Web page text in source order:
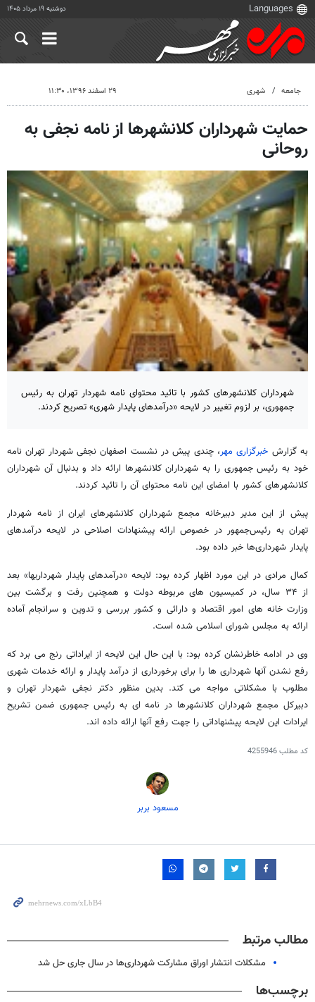
دوشنبه ۱۹ مرداد ۱۴۰۵
جامعه شهری ۲۹ اسفند ۱۳۹۶، ۱۱:۳۰
حمایت شهرداران کلانشهرها از نامه نجفی به
روحانی
شهرداران کلانشهرهای کشور با تائید محتوای نامه شهردار تهران به رئیس
جمهوری، بر لزوم تغییر در لایحه «درآمدهای پایدار شهری» تصریح کردند.
به گزارش خبرگزاری مهر، چندی پیش در نشست اصفهان نجفی شهردار تهران نامه
خود به رئیس جمهوری را به شهرداران کلانشهرها ارائه داد و بدنبال آن شهرداران
کلانشهرهای کشور با امضای این نامه محتوای آن را تائید کردند.
پیش از این مدیر دبیرخانه مجمع شهرداران کلانشهرهای ایران از نامه شهردار
تهران به رئیس‌جمهور در خصوص ارائه پیشنهادات اصلاحی در لایحه درآمدهای
پایدار شهرداری‌ها خبر داده بود.
کمال مرادی در این مورد اظهار کرده بود: لایحه «درآمدهای پایدار شهرداریها» بعد
از ۳۴ سال، در کمیسیون های مربوطه دولت و همچنین رفت و برگشت بین
وزارت خانه های امور اقتصاد و دارائی و کشور بررسی و تدوین و سرانجام آماده
ارائه به مجلس شورای اسلامی شده است.
وی در ادامه خاطرنشان کرده بود: با این حال این لایحه از ایراداتی رنج می برد که
رفع نشدن آنها شهرداری ها را برای برخورداری از درآمد پایدار و ارائه خدمات شهری
مطلوب با مشکلاتی مواجه می کند. بدین منظور دکتر نجفی شهردار تهران و
دبیرکل مجمع شهرداران کلانشهرها در نامه ای به رئیس جمهوری ضمن تشریح
ایرادات این لایحه پیشنهاداتی را جهت رفع آنها ارائه داده اند.
کد مطلب4255946
مسعود بربر
مطالب مرتبط
مشکلات انتشار اوراق مشارکت شهرداری‌ها در سال جاری حل شد
برچسب‌ها